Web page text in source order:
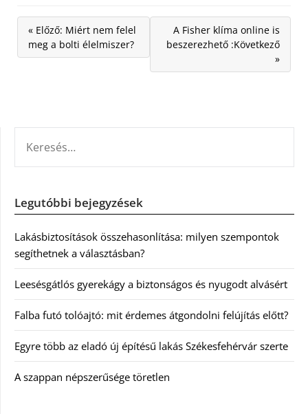
« Előző: Miért nem felel
meg a bolti élelmiszer?
A Fisher klíma online is
beszerezhető :Következő
»
Legutóbbi bejegyzések
Lakásbiztosítások összehasonlítása: milyen szempontok
segíthetnek a választásban?
Leesésgátlós gyerekágy a biztonságos és nyugodt alvásért
Falba futó tolóajtó: mit érdemes átgondolni felújítás előtt?
Egyre több az eladó új építésű lakás Székesfehérvár szerte
A szappan népszerűsége töretlen